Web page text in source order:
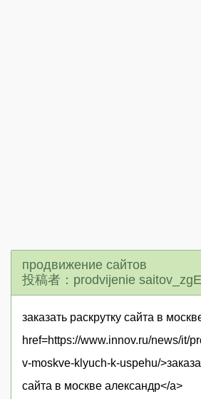
продвижение сайтов
投稿者：prodvijenie
заказать раскрутку сайта в
href=https://www.innov.ru/news/it/
v-moskve-klyuch-k-uspehu/
сайта в москве александр</a>